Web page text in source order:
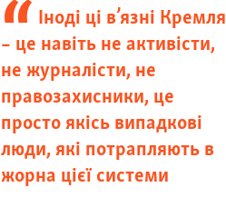
Іноді ці в’язні Кремля
– це навіть не активісти,
не журналісти, не
правозахисники, це
просто якісь випадкові
люди, які потрапляють в
жорна цієї системи